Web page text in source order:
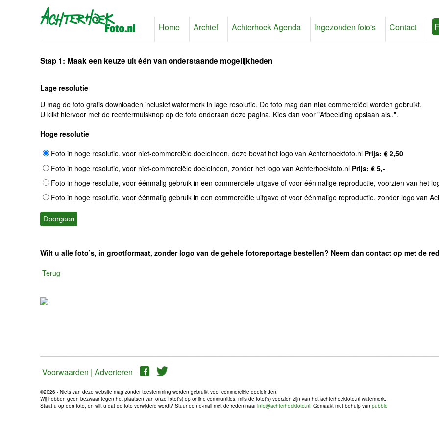
Home Archief Achterhoek Agenda Ingezonden foto's Contact
Stap 1: Maak een keuze uit één van onderstaande mogelijkheden
Lage resolutie
U mag de foto gratis downloaden inclusief watermerk in lage resolutie. De foto mag dan niet commerciëel worden gebruikt.
U klikt hiervoor met de rechtermuisknop op de foto onderaan deze pagina. Kies dan voor "Afbeelding opslaan als..".
Hoge resolutie
Foto in hoge resolutie, voor niet-commerciële doeleinden, deze bevat het logo van Achterhoekfoto.nl Prijs: € 2,50
Foto in hoge resolutie, voor niet-commerciële doeleinden, zonder het logo van Achterhoekfoto.nl Prijs: € 5,-
Foto in hoge resolutie, voor éénmalig gebruik in een commerciële uitgave of voor éénmalige reproductie, voorzien van het
Foto in hoge resolutie, voor éénmalig gebruik in een commerciële uitgave of voor éénmalige reproductie, zonder logo van
Wilt u alle foto’s, in grootformaat, zonder logo van de gehele fotoreportage bestellen? Neem dan contact op met de
-Terug
Voorwaarden | Adverteren
©2026 - Niets van deze website mag zonder toestemming worden gebruikt voor commerciële doeleinden.
Wij hebben geen bezwaar tegen het plaatsen van onze foto('s) op online communities, mits de foto('s) voorzien zijn van het achterhoekfoto.nl watermerk.
Staat u op een foto, en wilt u dat de foto verwijderd wordt? Stuur een e-mail met de reden naarinfo@achterhoekfoto.nl. Gemaakt met behulp van pubble